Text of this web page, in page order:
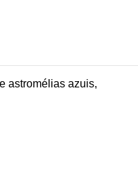
astromélias azuis,